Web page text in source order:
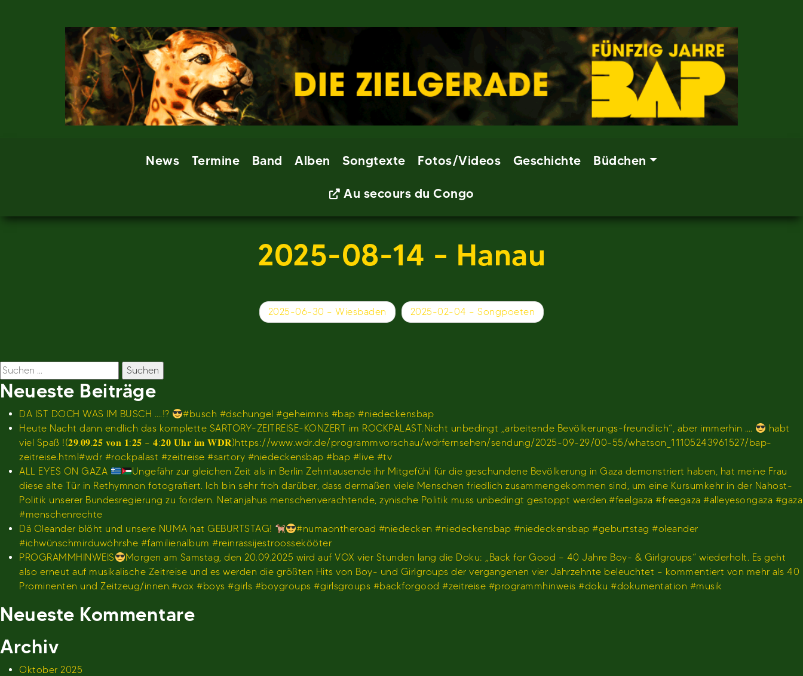
News Termine Band Alben Songtexte Fotos/Videos Geschichte Büdchen
Au secours du Congo
2025-08-14 – Hanau
2025-06-30 – Wiesbaden 2025-02-04 – Songpoeten
Suchen
nach:
Neueste Beiträge
DA IST DOCH WAS IM BUSCH ….!?
#busch #dschungel #geheimnis #bap #niedeckensbap
Heute Nacht dann endlich das komplette SARTORY-ZEITREISE-KONZERT im ROCKPALAST.Nicht unbedingt „arbeitende Bevölkerungs-freundlich“, aber immerhin ….
habt
viel Spaß !(𝟐𝟗.𝟎𝟗.𝟐𝟓 𝐯𝐨𝐧 𝟏:𝟐𝟓 – 𝟒:𝟐𝟎 𝐔𝐡𝐫 𝐢𝐦 𝐖𝐃𝐑)https://www.wdr.de/programmvorschau/wdrfernsehen/sendung/2025-09-29/00-55/whatson_11105243961527/bap-
zeitreise.html#wdr #rockpalast #zeitreise #sartory #niedeckensbap #bap #live #tv
ALL EYES ON GAZA
Ungefähr zur gleichen Zeit als in Berlin Zehntausende ihr Mitgefühl für die geschundene Bevölkerung in Gaza demonstriert haben, hat meine Frau
diese alte Tür in Rethymnon fotografiert. Ich bin sehr froh darüber, dass dermaßen viele Menschen friedlich zusammengekommen sind, um eine Kursumkehr in der Nahost-
Politik unserer Bundesregierung zu fordern. Netanjahus menschenverachtende, zynische Politik muss unbedingt gestoppt werden.#feelgaza #freegaza #alleyesongaza #gaza
#menschenrechte
Dä Oleander blöht und unsere NUMA hat GEBURTSTAG!
#numaontheroad #niedecken #niedeckensbap #niedeckensbap #geburtstag #oleander
#ichwünschmirduwöhrshe #familienalbum #reinrassijestroossekööter
PROGRAMMHINWEIS
Morgen am Samstag, den 20.09.2025 wird auf VOX vier Stunden lang die Doku: „Back for Good – 40 Jahre Boy- & Girlgroups“ wiederholt. Es geht
also erneut auf musikalische Zeitreise und es werden die größten Hits von Boy- und Girlgroups der vergangenen vier Jahrzehnte beleuchtet – kommentiert von mehr als 40
Prominenten und Zeitzeug/innen.#vox #boys #girls #boygroups #girlsgroups #backforgood #zeitreise #programmhinweis #doku #dokumentation #musik
Neueste Kommentare
Archiv
Oktober 2025